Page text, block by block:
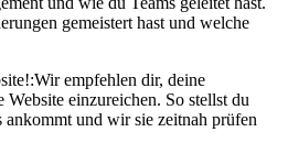
gemeistert hast und welche
Wir empfehlen dir, deine
einzureichen. So stellst du
ankommt und wir sie zeitnah prüfen